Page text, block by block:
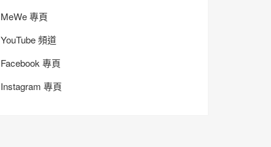
MeWe 專頁
YouTube 頻道
Facebook 專頁
Instagram 專頁